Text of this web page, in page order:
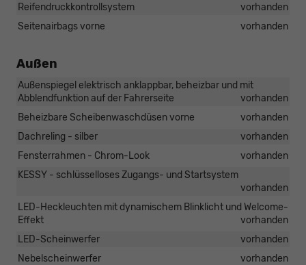
Reifendruckkontrollsystem
vorhanden
Seitenairbags vorne
vorhanden
Außen
Außenspiegel elektrisch anklappbar, beheizbar und mit
Abblendfunktion auf der Fahrerseite
vorhanden
Beheizbare Scheibenwaschdüsen vorne
vorhanden
Dachreling - silber
vorhanden
Fensterrahmen - Chrom-Look
vorhanden
KESSY - schlüsselloses Zugangs- und Startsystem
vorhanden
LED-Heckleuchten mit dynamischem Blinklicht und Welcome-
Effekt
vorhanden
LED-Scheinwerfer
vorhanden
Nebelscheinwerfer
vorhanden